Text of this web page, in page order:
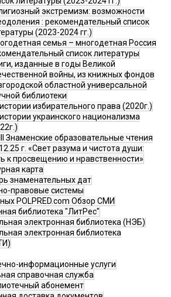
экстремизм: возможности
: рекомендательный список
(2023-2024 гг.)
семья – многодетная Россия
список литературы
изданные в годы Великой
войны, из книжных фондов
областной универсальной
библиотеки
избирательного права (2020г.)
украинского национализма
Знаменские образовательные чтения
г. «Свет разума и чистота души:
к просвещению и нравственности»
карта
знаменательных дат
правовые системы
POLPRED.com Обзор СМИ
библиотека "ЛитРес"
электронная библиотека (НЭБ)
электронная библиотека
информационные услуги
справочная служба
абонемент